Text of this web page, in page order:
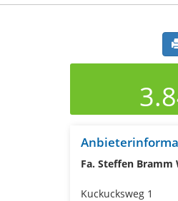
Fa. Steffen Bramm
Kuckucksweg 1